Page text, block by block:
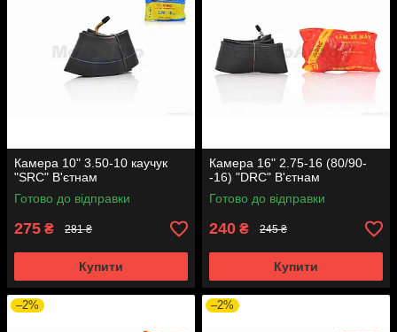
Камера 10" 3.50-10 каучук
"SRC" В'єтнам
Готово до відправки
275 ₴ 281 ₴
Купити
Камера 16" 2.75-16 (80/90-
-16) "DRC" В'єтнам
Готово до відправки
240 ₴ 245 ₴
Купити
–2% –2%